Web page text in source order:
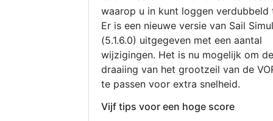
waarop u in kunt loggen verdubbeld
Er is een nieuwe versie van Sail
(5.1.6.0) uitgegeven met een aantal
wijzigingen. Het is nu mogelijk om de
draaiing van het grootzeil van de
te passen voor extra snelheid.
Vijf tips voor een hoge score